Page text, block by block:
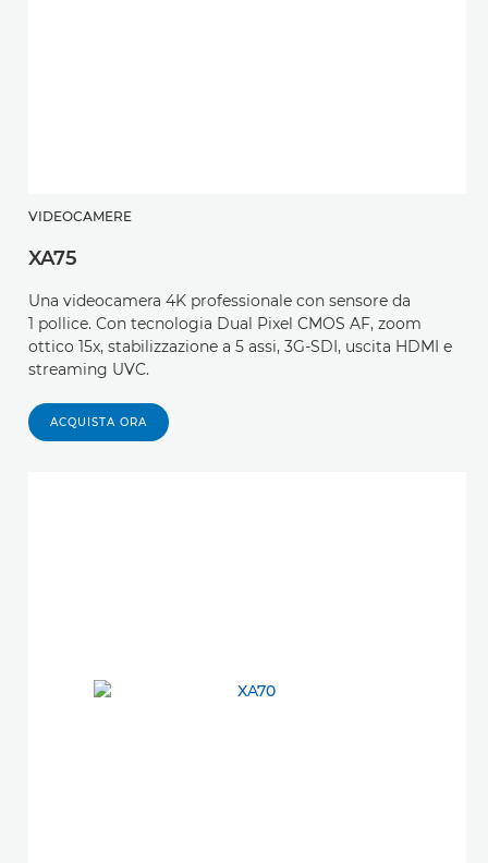
VIDEOCAMERE
XA75
Una videocamera 4K professionale con sensore da
1 pollice. Con tecnologia Dual Pixel CMOS AF, zoom
ottico 15x, stabilizzazione a 5 assi, 3G-SDI, uscita HDMI e
streaming UVC.
ACQUISTA ORA